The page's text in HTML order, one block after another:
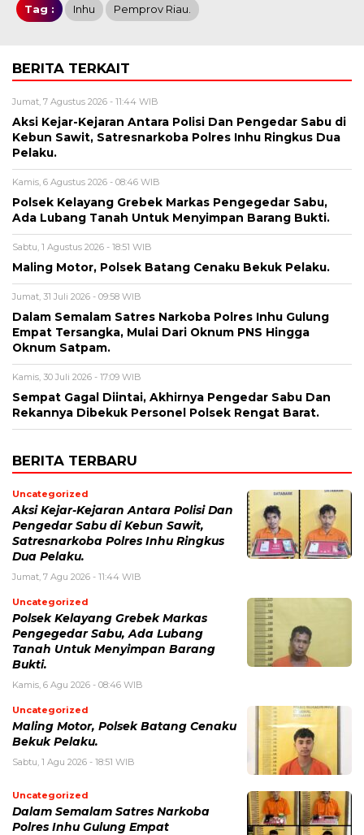
Tag : Inhu Pemprov Riau.
BERITA TERKAIT
Jumat, 7 Agustus 2026 - 11:44 WIB
Aksi Kejar-Kejaran Antara Polisi Dan Pengedar Sabu di
Kebun Sawit, Satresnarkoba Polres Inhu Ringkus Dua
Pelaku.
Kamis, 6 Agustus 2026 - 08:46 WIB
Polsek Kelayang Grebek Markas Pengegedar Sabu,
Ada Lubang Tanah Untuk Menyimpan Barang Bukti.
Sabtu, 1 Agustus 2026 - 18:51 WIB
Maling Motor, Polsek Batang Cenaku Bekuk Pelaku.
Jumat, 31 Juli 2026 - 09:58 WIB
Dalam Semalam Satres Narkoba Polres Inhu Gulung
Empat Tersangka, Mulai Dari Oknum PNS Hingga
Oknum Satpam.
Kamis, 30 Juli 2026 - 17:09 WIB
Sempat Gagal Diintai, Akhirnya Pengedar Sabu Dan
Rekannya Dibekuk Personel Polsek Rengat Barat.
BERITA TERBARU
Uncategorized
Aksi Kejar-Kejaran Antara Polisi Dan
Pengedar Sabu di Kebun Sawit,
Satresnarkoba Polres Inhu Ringkus
Dua Pelaku.
Jumat, 7 Agu 2026 - 11:44 WIB
Uncategorized
Polsek Kelayang Grebek Markas
Pengegedar Sabu, Ada Lubang
Tanah Untuk Menyimpan Barang
Bukti.
Kamis, 6 Agu 2026 - 08:46 WIB
Uncategorized
Maling Motor, Polsek Batang Cenaku
Bekuk Pelaku.
Sabtu, 1 Agu 2026 - 18:51 WIB
Uncategorized
Dalam Semalam Satres Narkoba
Polres Inhu Gulung Empat